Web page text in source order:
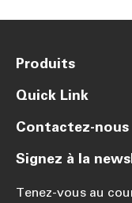
Produits
Quick Link
Contactez-nous
Signez à la
Tenez-vous au